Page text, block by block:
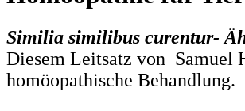
Similia similibus curentur-
Diesem Leitsatz von Samuel
homöopathische Behandlung.